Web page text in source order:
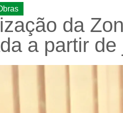
da
a partir de